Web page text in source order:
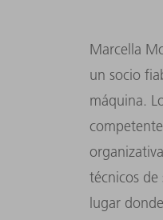
Marcella
un socio
máquina.
técnicos
lugar